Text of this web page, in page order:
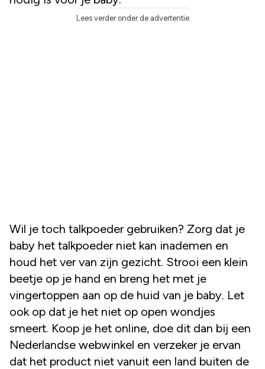
Lees verder onder de advertentie
Wil je toch talkpoeder gebruiken? Zorg dat je
baby het talkpoeder niet kan inademen en
houd het ver van zijn gezicht. Strooi een klein
beetje op je hand en breng het met je
vingertoppen aan op de huid van je baby. Let
ook op dat je het niet op open wondjes
smeert. Koop je het online, doe dit dan bij een
Nederlandse webwinkel en verzeker je ervan
dat het product niet vanuit een land buiten de